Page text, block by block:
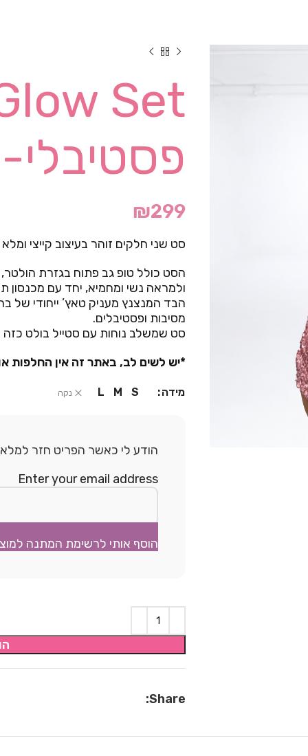
פסטיבלי-
₪299
סט שני חלקים זוהר בעיצוב קייצי
הסט כולל טופ גב פתוח בגזרת
ולמראה נשי ומחמיא, יחד עם מכנסון
הבד המנצנץ מעניק טאץ’ ייחודי של
מסיבות ופסטיבלים.
סט שמשלב נוחות עם סטייל בולט
*יש לשים לב, באתר זה אין החלפות
מידה S
M
L נקה
הודע לי כאשר הפריט חזר
Enter your email address
הוסף אותי לרשימת המתנה
Share: